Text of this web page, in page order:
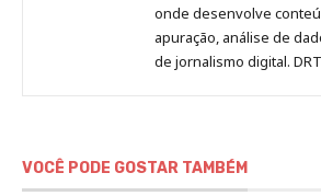
onde desenvolve
apuração, análise de
de jornalismo digital.
VOCÊ PODE GOSTAR TAMBÉM